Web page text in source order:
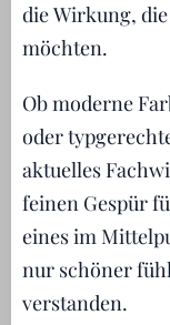
die Wirkung,
möchten.
Ob moderne
oder
aktuelles
feinen Gespür
eines im
nur schöner
verstanden.